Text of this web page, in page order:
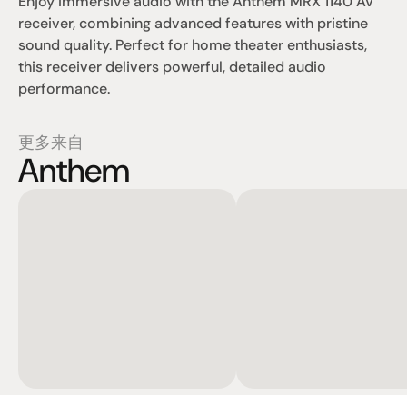
receiver, combining advanced features with pristine
sound quality. Perfect for home theater enthusiasts,
this receiver delivers powerful, detailed audio
performance.
更多来自
Anthem